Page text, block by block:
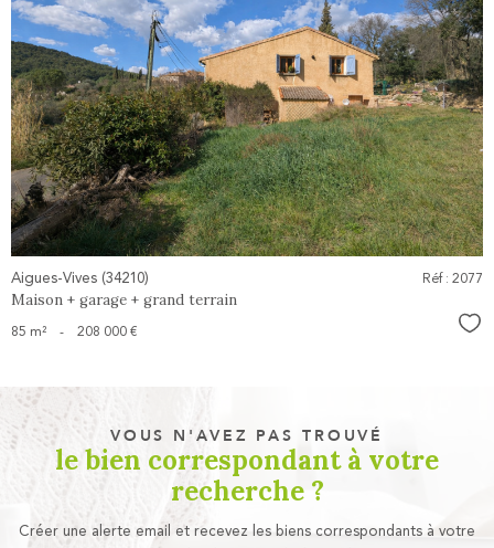
voir le
bien
Aigues-Vives (34210)
Maison + garage + grand terrain
Réf : 2077
85 m² - 208 000 €
VOUS N'AVEZ PAS TROUVÉ
le bien correspondant à votre
recherche ?
Créer une alerte email et recevez les biens correspondants à votre